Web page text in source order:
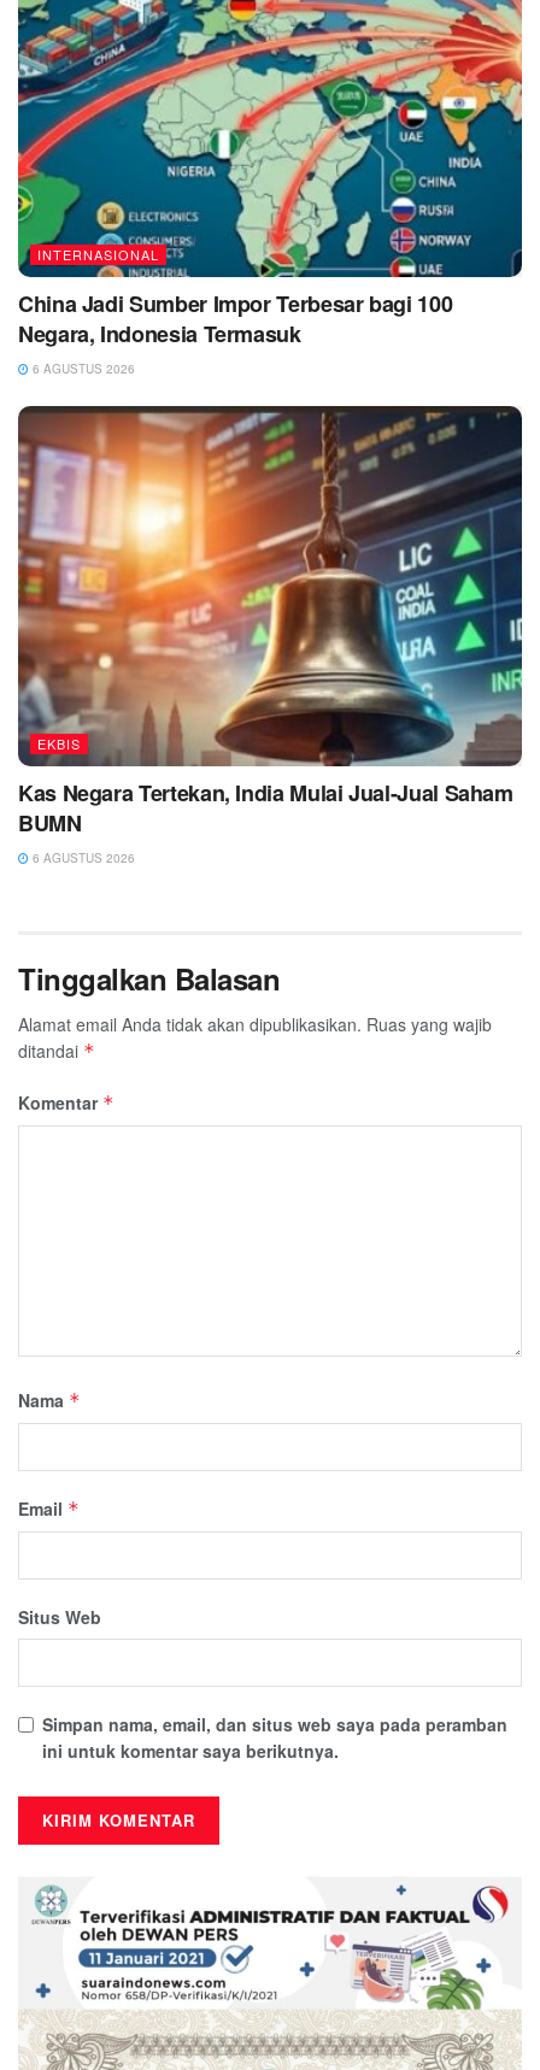
INTERNASIONAL
China Jadi Sumber Impor Terbesar bagi 100
Negara, Indonesia Termasuk
6 AGUSTUS 2026
EKBIS
Kas Negara Tertekan, India Mulai Jual-Jual Saham
BUMN
6 AGUSTUS 2026
Tinggalkan Balasan
Alamat email Anda tidak akan dipublikasikan. Ruas yang wajib
ditandai *
Komentar *
Nama *
Email *
Situs Web
Simpan nama, email, dan situs web saya pada peramban
ini untuk komentar saya berikutnya.